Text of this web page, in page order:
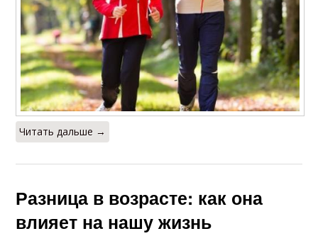
Читать дальше →
Разница в возрасте: как она
влияет на нашу жизнь